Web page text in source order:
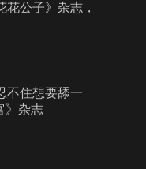
花公子》杂志，
不住想要舔一
》杂志